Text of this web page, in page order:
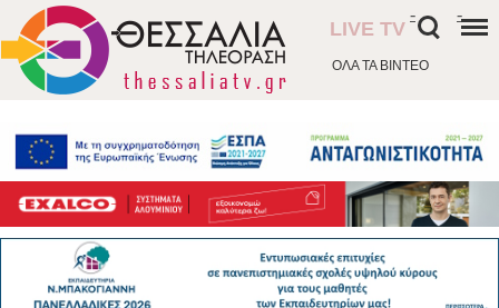
ΟΛΑ ΤΑ ΒΙΝΤΕΟ
LIVE TV
- -